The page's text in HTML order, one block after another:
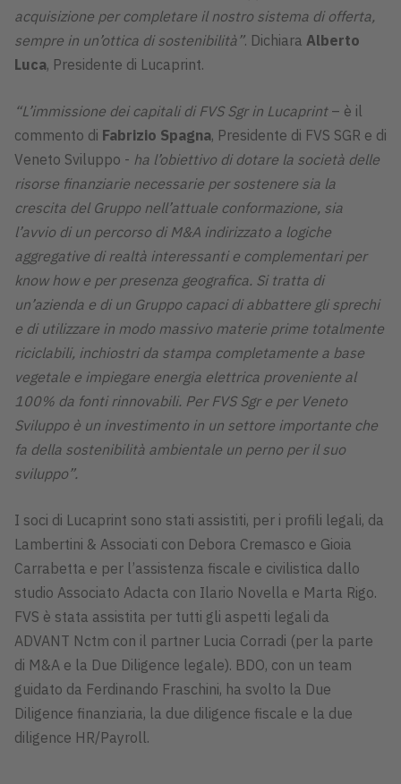
acquisizione per completare il nostro sistema di offerta,
sempre in un’ottica di sostenibilità”. Dichiara Alberto
Luca, Presidente di Lucaprint.
“L’immissione dei capitali di FVS Sgr in Lucaprint– è il
commento di Fabrizio Spagna, Presidente di FVS SGR e di
Veneto Sviluppo - ha l’obiettivo di dotare la società delle
risorse finanziarie necessarie per sostenere sia la
crescita del Gruppo nell’attuale conformazione, sia
l’avvio di un percorso di M&A indirizzato a logiche
aggregative di realtà interessanti e complementari per
know how e per presenza geografica. Si tratta di
un’azienda e di un Gruppo capaci di abbattere gli sprechi
e di utilizzare in modo massivo materie prime totalmente
riciclabili, inchiostri da stampa completamente a base
vegetale e impiegare energia elettrica proveniente al
100% da fonti rinnovabili. Per FVS Sgr e per Veneto
Sviluppo è un investimento in un settore importante che
fa della sostenibilità ambientale un perno per il suo
sviluppo”.
I soci di Lucaprint sono stati assistiti, per i profili legali, da
Lambertini & Associati con Debora Cremasco e Gioia
Carrabetta e per l’assistenza fiscale e civilistica dallo
studio Associato Adacta con Ilario Novella e Marta Rigo.
FVS è stata assistita per tutti gli aspetti legali da
ADVANT Nctm con il partner Lucia Corradi (per la parte
di M&A e la Due Diligence legale). BDO, con un team
guidato da Ferdinando Fraschini, ha svolto la Due
Diligence finanziaria, la due diligence fiscale e la due
diligence HR/Payroll.